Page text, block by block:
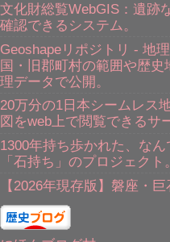
文化財総覧WebGIS：遺跡
確認できるシステム。
Geoshapeリポジトリ - 地
国・旧郡町村の範囲や歴
理データで公開。
20万分の1日本シームレス
図をweb上で閲覧できるサ
1300年持ち歩かれた、な
「石持ち」のプロジェクト。
【2026年現存版】磐座・